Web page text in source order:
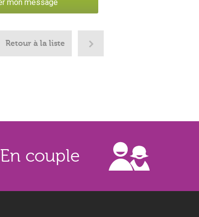
Retour à la liste
En couple